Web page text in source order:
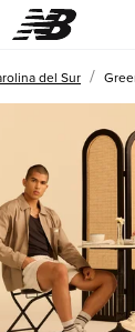
del Sur /